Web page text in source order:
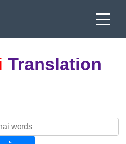
Translation